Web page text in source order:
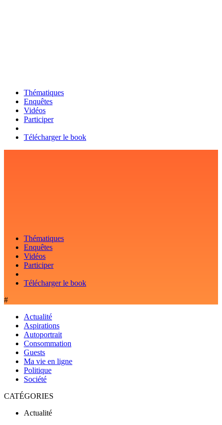
Thématiques
Enquêtes
Vidéos
Participer
Télécharger le book
Thématiques
Enquêtes
Vidéos
Participer
Télécharger le book
#
Actualité
Aspirations
Autoportrait
Consommation
Guests
Ma vie en ligne
Politique
Société
CATÉGORIES
Actualité